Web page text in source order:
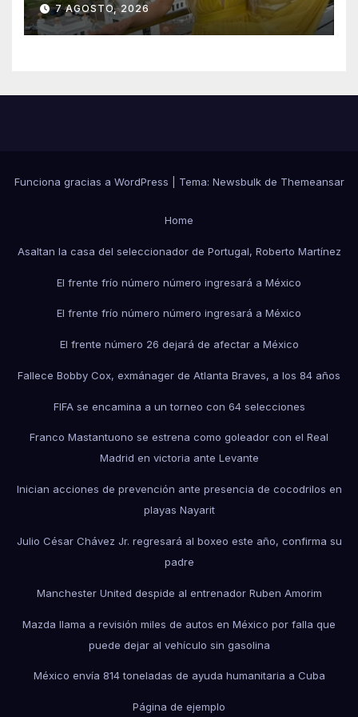
que le harán en Veracruz
7 AGOSTO, 2026
Funciona gracias a WordPress Tema: Newsbulkde Themeansar
Home
Asaltan la casa del seleccionador de Portugal, Roberto Martínez
El frente frío número número ingresará a México
El frente frío número número ingresará a México
El frente número 26 dejará de afectar a México
Fallece Bobby Cox, exmánager de Atlanta Braves, a los 84 años
FIFA se encamina a un torneo con 64 selecciones
Franco Mastantuono se estrena como goleador con el Real
Madrid en victoria ante Levante
Inician acciones de prevención ante presencia de cocodrilos en
playas Nayarit
Julio César Chávez Jr. regresará al boxeo este año, confirma su
padre
Manchester United despide al entrenador Ruben Amorim
Mazda llama a revisión miles de autos en México por falla que
puede dejar al vehículo sin gasolina
México envía 814 toneladas de ayuda humanitaria a Cuba
Página de ejemplo